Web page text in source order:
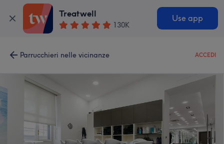
Treatwell
130K
Use app
Parrucchieri nelle vicinanze ACCEDI